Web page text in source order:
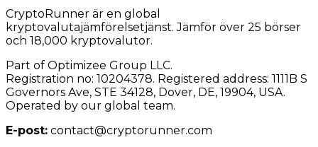
CryptoRunner är en global
kryptovalutajämförelsetjänst. Jämför över 25 börser
och 18,000 kryptovalutor.
Part of Optimizee Group LLC.
Registration no: 10204378. Registered address: 1111B S
Governors Ave, STE 34128, Dover, DE, 19904, USA.
Operated by our global team.
E-post: contact@cryptorunner.com